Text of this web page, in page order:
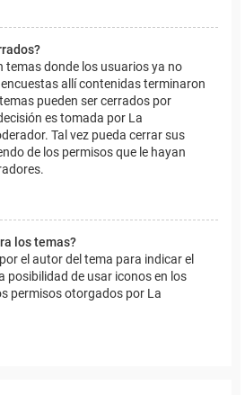
temas donde los usuarios ya no
allí contenidas terminaron
pueden ser cerrados por
es tomada por La
Tal vez pueda cerrar sus
de los permisos que le hayan
los temas?
el autor del tema para indicar el
posibilidad de usar iconos en los
permisos otorgados por La